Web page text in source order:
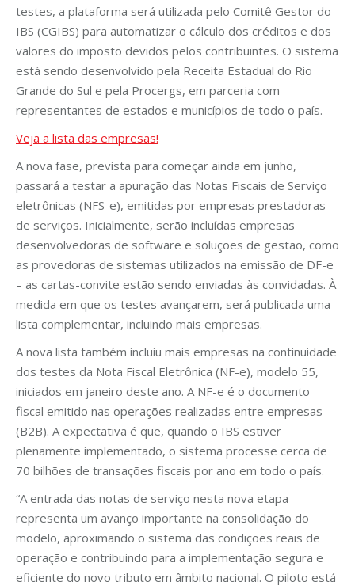
testes, a plataforma será utilizada pelo Comitê Gestor do
IBS (CGIBS) para automatizar o cálculo dos créditos e dos
valores do imposto devidos pelos contribuintes. O sistema
está sendo desenvolvido pela Receita Estadual do Rio
Grande do Sul e pela Procergs, em parceria com
representantes de estados e municípios de todo o país.
Veja a lista das empresas!
A nova fase, prevista para começar ainda em junho,
passará a testar a apuração das Notas Fiscais de Serviço
eletrônicas (NFS-e), emitidas por empresas prestadoras
de serviços. Inicialmente, serão incluídas empresas
desenvolvedoras de software e soluções de gestão, como
as provedoras de sistemas utilizados na emissão de DF-e
– as cartas-convite estão sendo enviadas às convidadas. À
medida em que os testes avançarem, será publicada uma
lista complementar, incluindo mais empresas.
A nova lista também incluiu mais empresas na continuidade
dos testes da Nota Fiscal Eletrônica (NF-e), modelo 55,
iniciados em janeiro deste ano. A NF-e é o documento
fiscal emitido nas operações realizadas entre empresas
(B2B). A expectativa é que, quando o IBS estiver
plenamente implementado, o sistema processe cerca de
70 bilhões de transações fiscais por ano em todo o país.
“A entrada das notas de serviço nesta nova etapa
representa um avanço importante na consolidação do
modelo, aproximando o sistema das condições reais de
operação e contribuindo para a implementação segura e
eficiente do novo tributo em âmbito nacional. O piloto está